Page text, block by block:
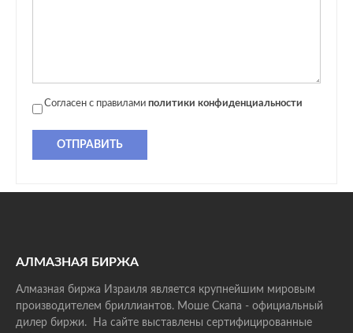
Согласен с правилами политики конфиденциальности
ОТПРАВИТЬ
АЛМАЗНАЯ БИРЖА
Алмазная биржа Израиля является крупнейшим мировым
производителем бриллиантов. Моше Скапа - официальный
дилер биржи. На сайте выставлены сертифицированные